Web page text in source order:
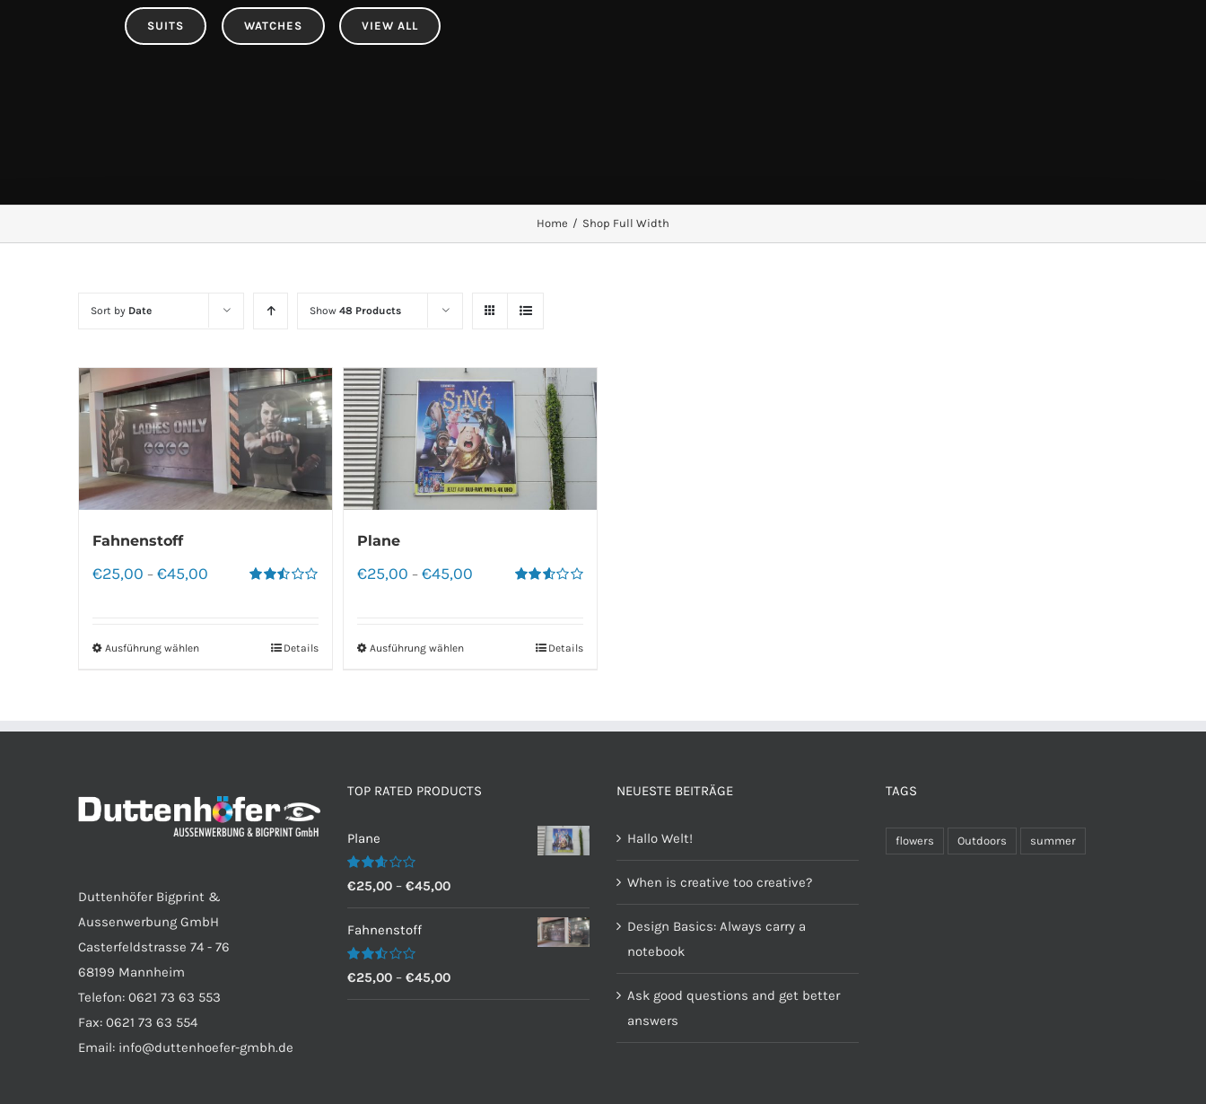
SUITS WATCHES VIEW ALL
Home / Shop Full Width
Sort by Date Show 48 Products
Fahnenstoff
€25,00 – €45,00
Ausführung wählen Details
Plane
€25,00 –€45,00
Ausführung wählen Details
Duttenhöfer Bigprint &
Aussenwerbung GmbH
Casterfeldstrasse 74 - 76
68199 Mannheim
Telefon: 0621 73 63 553
Fax: 0621 73 63 554
Email: info@duttenhoefer-gmbh.de
TOP RATED PRODUCTS
Plane
Bewertet
2.60
von 5
€25,00 – €45,00
Fahnenstoff
Bewertet
2.50
€25,00 – €45,00
NEUESTE BEITRÄGE
Hallo Welt!
When is creative too creative?
Design Basics: Always carry a
notebook
Ask good questions and get better
answers
TAGS
flowers Outdoors summer